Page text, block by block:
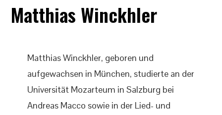
Matthias Winckhler
Matthias Winckhler, geboren und
aufgewachsen in München, studierte an der
Universität Mozarteum in Salzburg bei
Andreas Macco sowie in der Lied- und